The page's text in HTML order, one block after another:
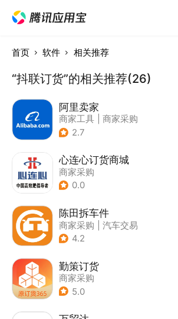
首页 软件 相关推荐
“抖联订货”的相关推荐(26)
阿里卖家
商家工具
商家采购
2.7
心连心订货商城
商家采购
0.0
陈田拆车件
商家采购
汽车交易
4.2
勤策订货
商家采购
5.0